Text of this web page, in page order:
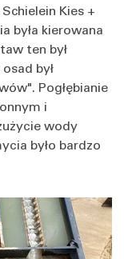
Kies +
była kierowana
ten był
był
Pogłębianie
i
wody
było bardzo